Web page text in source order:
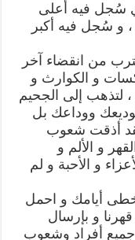
سُجل فيه أعلى
، و سُجل فيه أكبر
من انقضاء آخر
و الكوارث و
لتذهب إلى الجحيم
ووداعك بل
أذقت شعوب
و الألم و
و الأحبة و لم
أيامك و احمل
و بإرسال
أفراد وشعوب